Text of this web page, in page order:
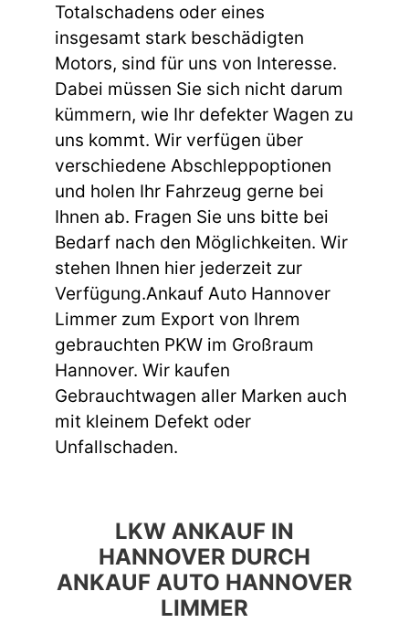
Totalschadens oder eines
insgesamt stark beschädigten
Motors, sind für uns von Interesse.
Dabei müssen Sie sich nicht darum
kümmern, wie Ihr defekter Wagen zu
uns kommt. Wir verfügen über
verschiedene Abschleppoptionen
und holen Ihr Fahrzeug gerne bei
Ihnen ab. Fragen Sie uns bitte bei
Bedarf nach den Möglichkeiten. Wir
stehen Ihnen hier jederzeit zur
Verfügung.Ankauf Auto Hannover
Limmer zum Export von Ihrem
gebrauchten PKW im Großraum
Hannover. Wir kaufen
Gebrauchtwagen aller Marken auch
mit kleinem Defekt oder
Unfallschaden.
LKW ANKAUF IN
HANNOVER DURCH
ANKAUF AUTO HANNOVER
LIMMER